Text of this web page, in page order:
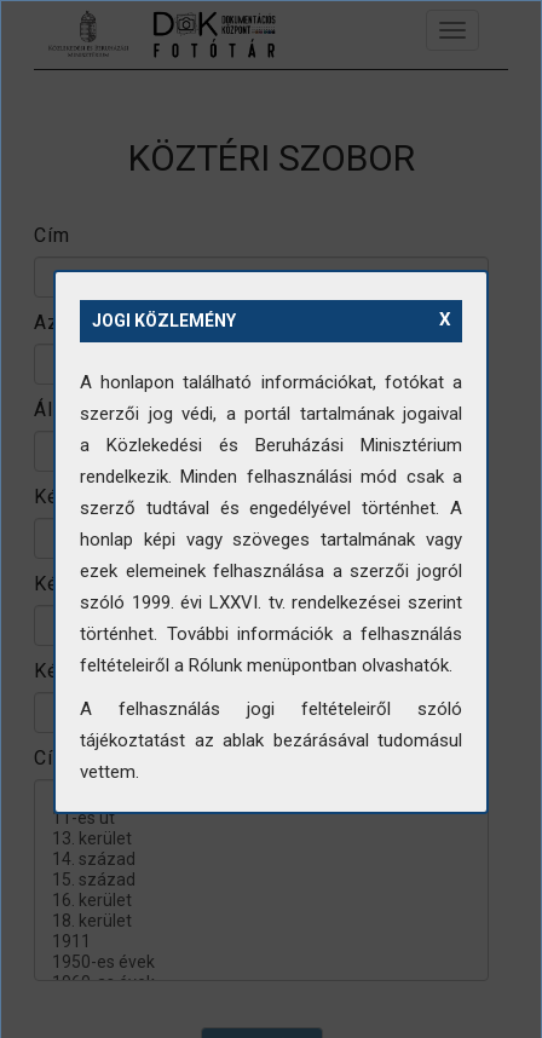
Ugrás a tartalomra
Toggle
navigation
KÖZTÉRI SZOBOR
Cím
Azonosító
Állomány
Készítő
Készítés helye
Készítés évtizede
Címke
X
JOGI KÖZLEMÉNY
A honlapon található információkat, fotókat a
szerzői jog védi, a portál tartalmának jogaival
a Közlekedési és Beruházási Minisztérium
rendelkezik. Minden felhasználási mód csak a
szerző tudtával és engedélyével történhet. A
honlap képi vagy szöveges tartalmának vagy
ezek elemeinek felhasználása a szerzői jogról
szóló 1999. évi LXXVI. tv. rendelkezései szerint
történhet. További információk a felhasználás
feltételeiről a Rólunk menüpontban olvashatók.
A felhasználás jogi feltételeiről szóló
tájékoztatást az ablak bezárásával tudomásul
vettem.